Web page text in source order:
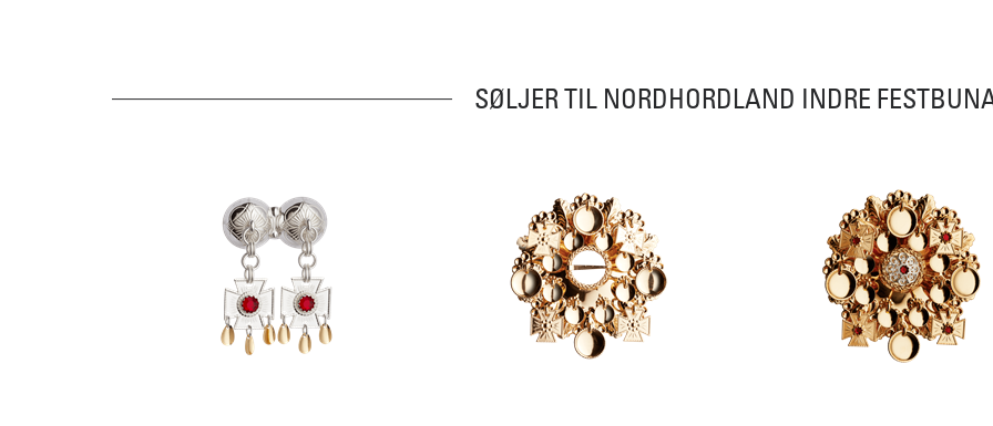
SØLJER TIL NORDHORDLAND INDRE